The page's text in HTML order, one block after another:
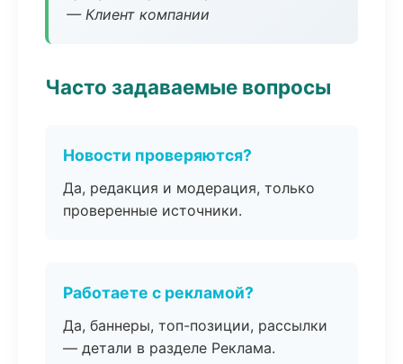
— Клиент компании
Часто задаваемые вопросы
Новости проверяются?
Да, редакция и модерация, только
проверенные источники.
Работаете с рекламой?
Да, баннеры, топ-позиции, рассылки
— детали в разделе Реклама.